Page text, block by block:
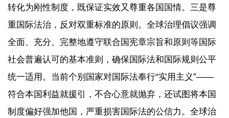
转化为刚性制度，既保证实效又尊重各国国情。三是尊
重国际法治，反对双重标准的原则。全球治理倡议强调
全面、充分、完整地遵守联合国宪章宗旨和原则等国际
社会普遍认可的基本准则，确保国际法和国际规则公平
统一适用。当前个别国家对国际法奉行“实用主义”——
符合本国利益就援引，不合心意就抛弃，还试图将本国
制度偏好强加他国，严重损害国际法的公信力。全球治